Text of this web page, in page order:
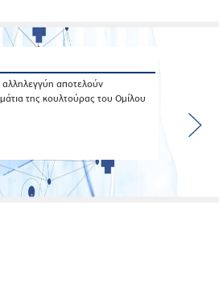
αποτελούν
της κουλτούρας του Ομίλου